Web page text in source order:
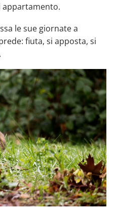
appartamento.
le sue giornate a
fiuta, si apposta, si